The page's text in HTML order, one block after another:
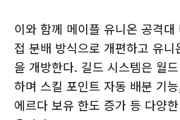
이와 함께 메이플 유니온 공격
접 분배 방식으로 개편하고 유
을 개방한다. 길드 시스템은 월
하며 스킬 포인트 자동 배분 기
에르다 보유 한도 증가 등 다양